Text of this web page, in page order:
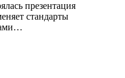
презентация
стандарты